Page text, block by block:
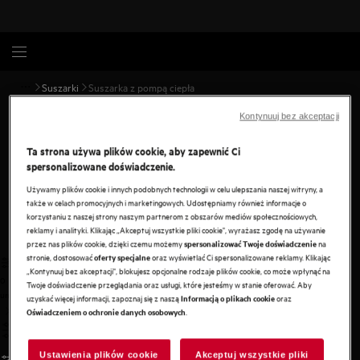
Suszarki Suszarka z pompą ciepła
Suszarki z pompą ciepła
Suszarki AEG idealnie wysuszą wszystkie elementy Twojej
garderoby - delikatne, wełniane swetry, codzienne koszule czy
kurtkę narciarską.
Ta strona używa plików cookie, aby zapewnić Ci
spersonalizowane doświadczenie.
Używamy plików cookie i innych podobnych technologii w celu ulepszania naszej witryny, a
także w celach promocyjnych i marketingowych. Udostępniamy również informacje o
korzystaniu z naszej strony naszym partnerom z obszarów mediów społecznościowych,
reklamy i analityki. Klikając „Akceptuj wszystkie pliki cookie", wyrażasz zgodę na używanie
przez nas plików cookie, dzięki czemu możemyspersonalizować Twoje doświadczeniena
stronie, dostosowaćoferty specjalneoraz wyświetlać Ci spersonalizowane reklamy. Klikając
„Kontynuuj bez akceptacji", blokujesz opcjonalne rodzaje plików cookie, co może wpłynąć na
Twoje doświadczenie przeglądania oraz usługi, które jesteśmy w stanie oferować. Aby
uzyskać więcej informacji, zapoznaj się z nasząInformacją o plikach cookieoraz
Oświadczeniem o ochronie danych osobowych
Ustawienia plików cookie
Akceptuj wszystkie pliki
Kontynuuj bez akceptacji